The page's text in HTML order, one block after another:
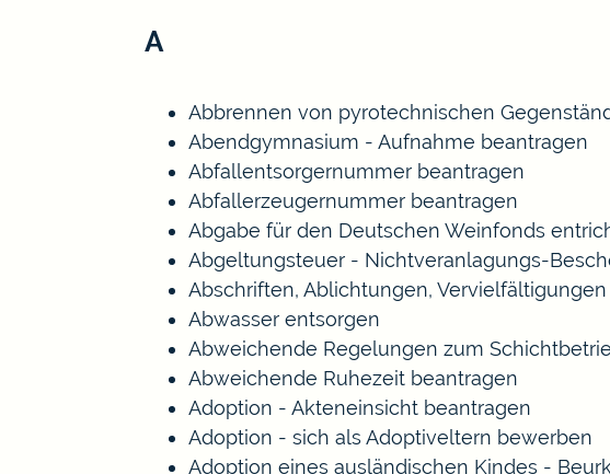
A
Abbrennen von pyrotechnischen
Abendgymnasium - Aufnahme beantragen
Abfallentsorgernummer beantragen
Abfallerzeugernummer beantragen
Abgabe für den Deutschen Weinfonds
Abgeltungsteuer - Nichtveranlagungs-
Abschriften, Ablichtungen,
Abwasser entsorgen
Abweichende Regelungen zum
Abweichende Ruhezeit beantragen
Adoption - Akteneinsicht beantragen
Adoption - sich als Adoptiveltern bewerben
Adoption eines ausländischen Kindes -